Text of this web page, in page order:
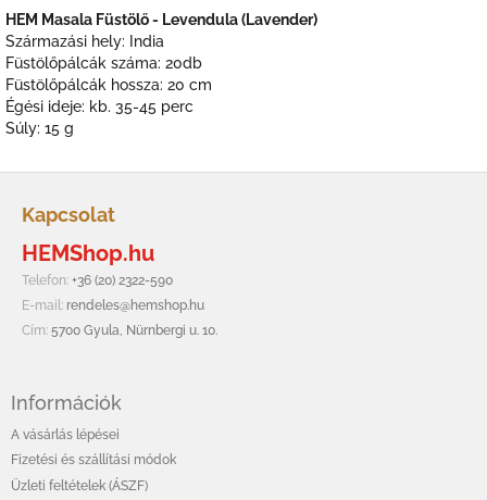
HEM Masala Füstölő - Levendula (Lavender)
Származási hely: India
Füstölőpálcák száma: 20db
Füstölőpálcák hossza: 20 cm
Égési ideje: kb. 35-45 perc
Súly: 15 g
Kapcsolat
HEMShop.hu
Telefon: +36 (20) 2322-590
E-mail: rendeles@hemshop.hu
Cím: 5700 Gyula, Nürnbergi u. 10.
Információk
A vásárlás lépései
Fizetési és szállítási módok
Üzleti feltételek (ÁSZF)